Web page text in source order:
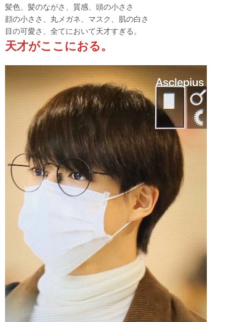
髪色、髪のながさ、質感、頭の小ささ
顔の小ささ、丸メガネ、マスク、肌の白さ
目の可愛さ、全てにおいて天才すぎる。
天才がここにおる。